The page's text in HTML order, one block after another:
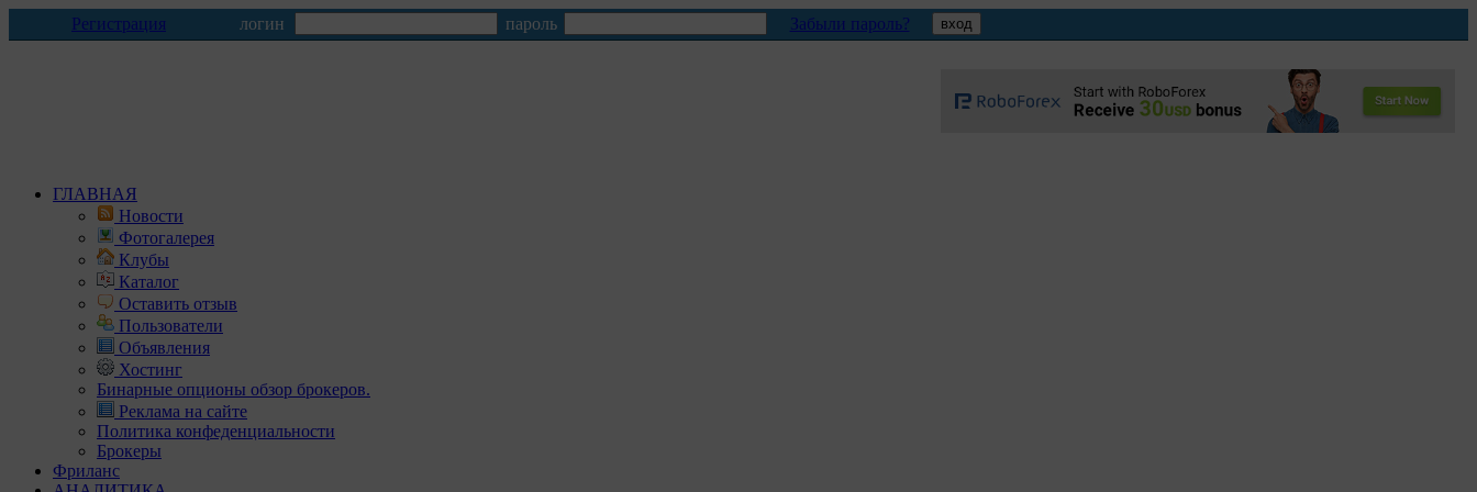
Регистрация логин пароль Забыли пароль?
ГЛАВНАЯ
Новости
Фотогалерея
Клубы
Каталог
Оставить отзыв
Пользователи
Объявления
Хостинг
Бинарные опционы обзор брокеров.
Реклама на сайте
Политика конфеденциальности
Брокеры
Фриланс